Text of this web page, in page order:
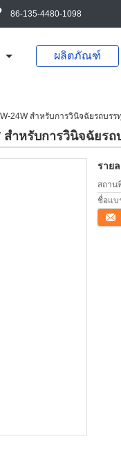
86-135-4480-1098
ผลิตภัณฑ์
24W สำหรับการวินิจฉัยรถบรร
สำหรับการวินิจฉัยรถ
ราย
สถาน
ชื่อแบ
ติดต่อ